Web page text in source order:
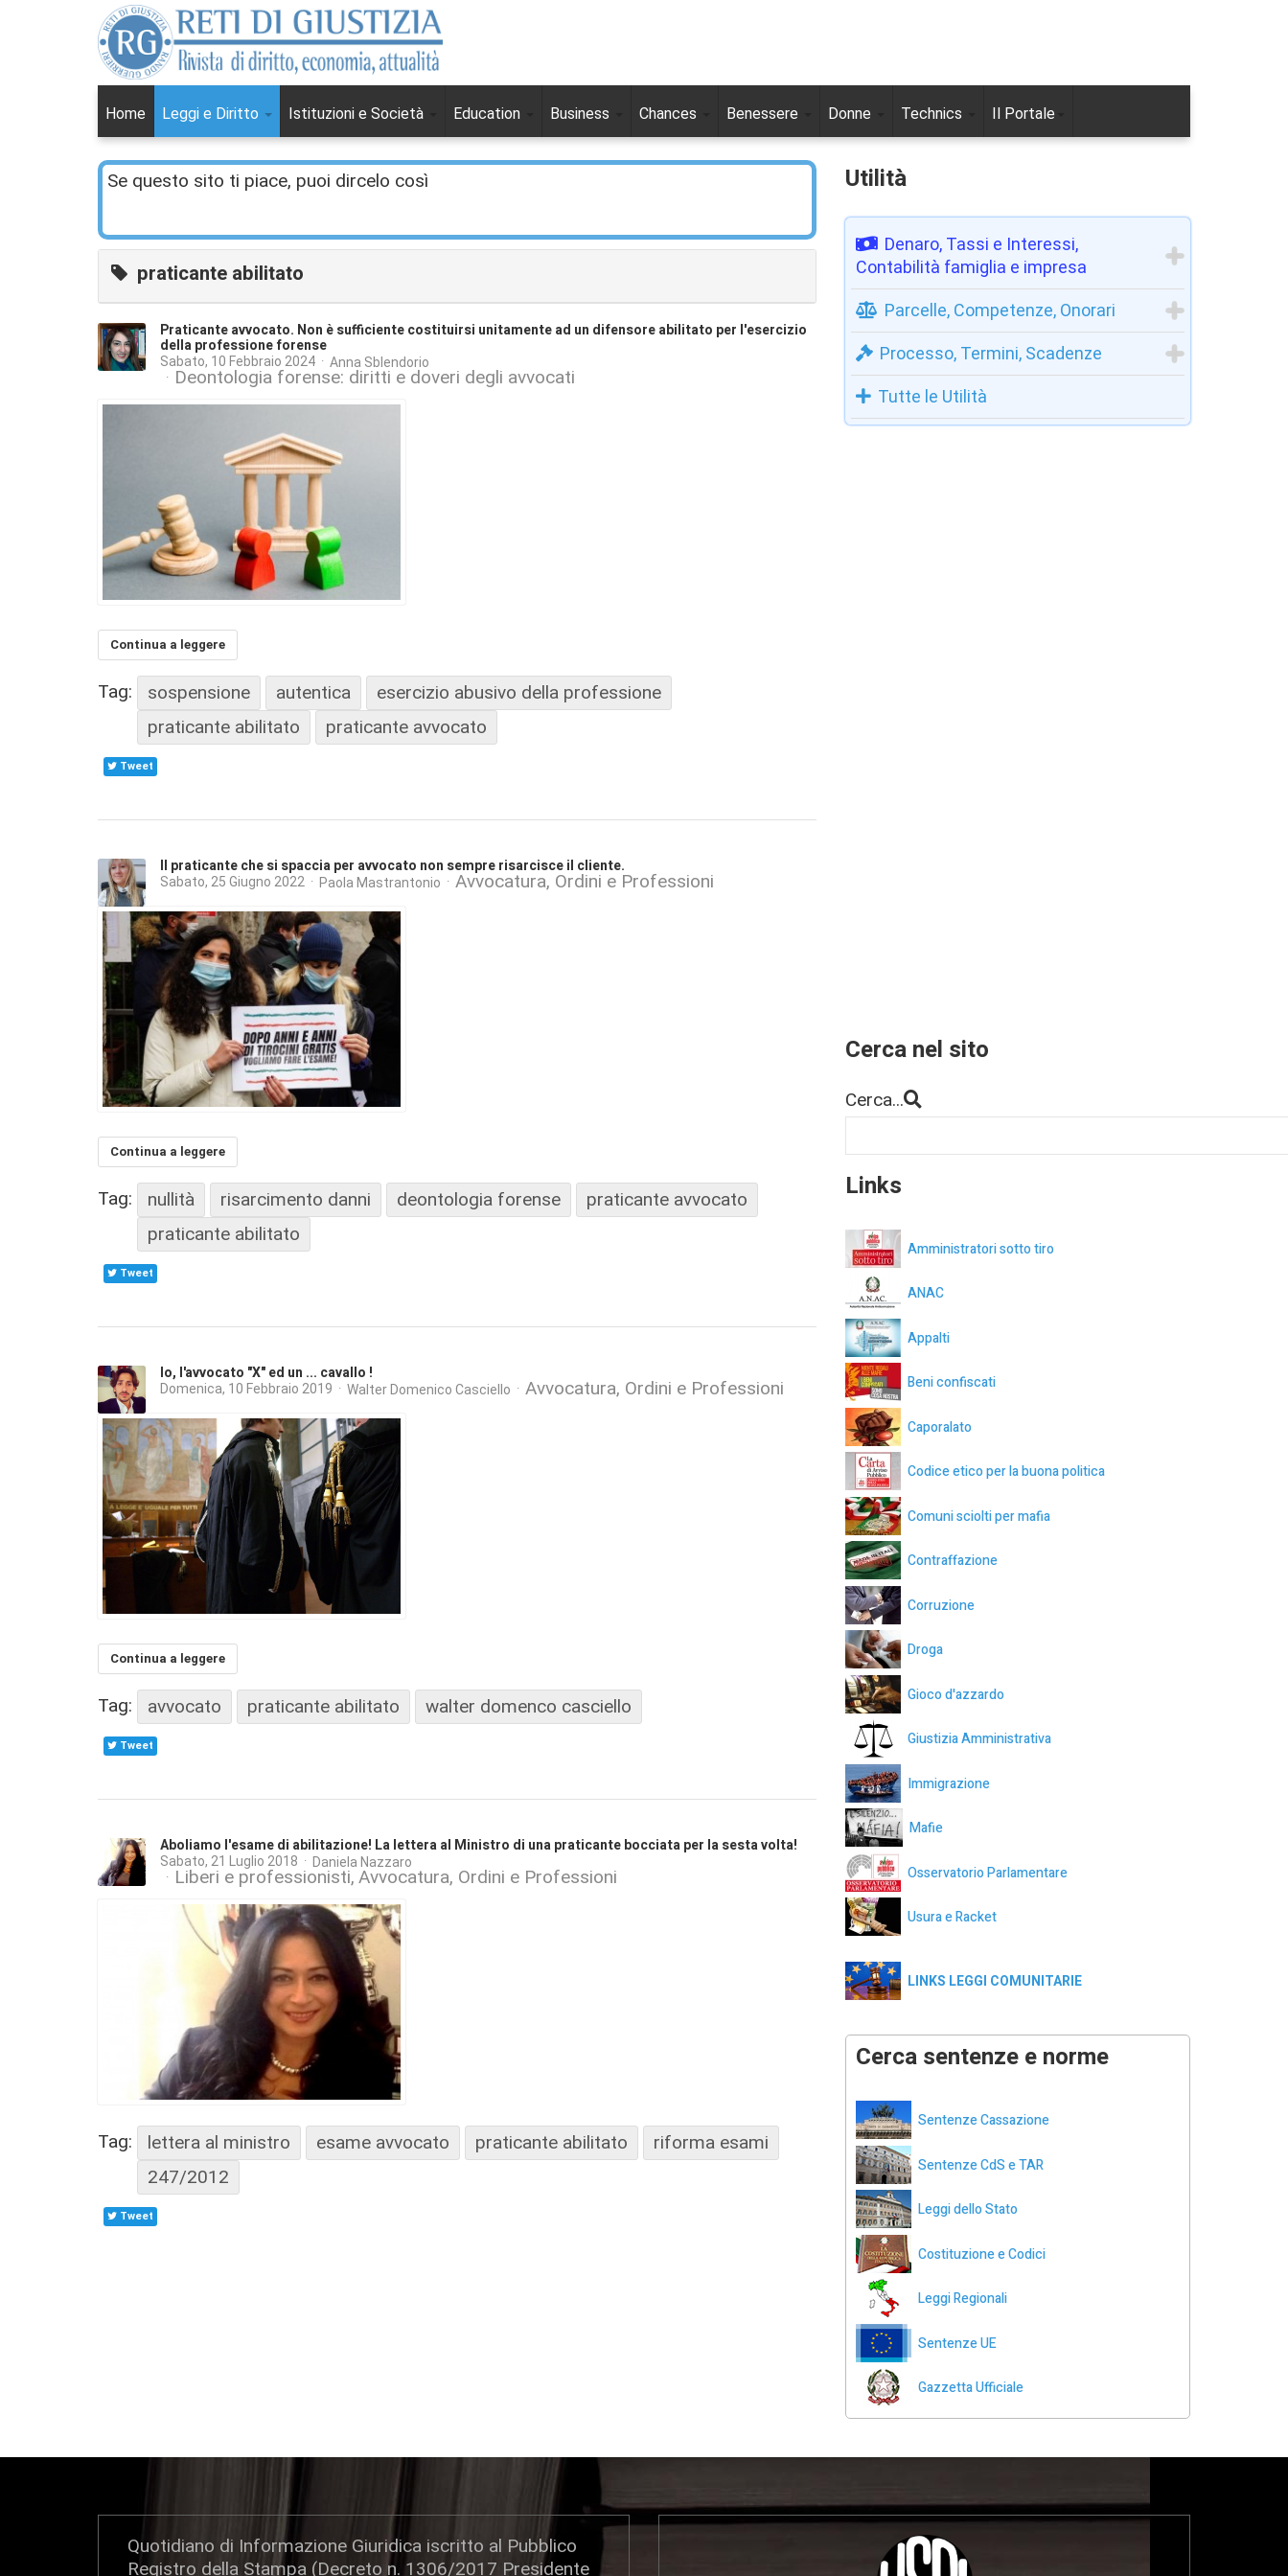
Home Leggi e Diritto Istituzioni e Società Education Business Chances Benessere Donne Technics Il Portale
Se questo sito ti piace, puoi dircelo così
praticante abilitato
Praticante avvocato. Non è sufficiente costituirsi unitamente ad un difensore abilitato per l'esercizio
della professione forense
Sabato, 10 Febbraio 2024 Anna Sblendorio
Deontologia forense: diritti e doveri degli avvocati
Continua a leggere
Tag: sospensione autentica
esercizio abusivo della professione
praticante abilitato
praticante avvocato
Tweet
Il praticante che si spaccia per avvocato non sempre risarcisce il cliente.
Sabato, 25 Giugno 2022 Paola Mastrantonio Avvocatura, Ordini e Professioni
Continua a leggere
Tag: nullità risarcimento danni deontologia forense
praticante avvocato
praticante abilitato
Tweet
Io, l'avvocato "X" ed un ... cavallo !
Domenica, 10 Febbraio 2019 Walter Domenico Casciello Avvocatura, Ordini e Professioni
Continua a leggere
Tag: avvocato praticante abilitato walter domenco casciello
Tweet
Aboliamo l'esame di abilitazione! La lettera al Ministro di una praticante bocciata per la sesta volta!
Sabato, 21 Luglio 2018 Daniela Nazzaro
Liberi e professionisti Avvocatura, Ordini e Professioni
Tag: lettera al ministro esame avvocato praticante abilitato
riforma esami
247/2012
Tweet
Utilità
Denaro, Tassi e Interessi,
Contabilità famiglia e impresa
Parcelle, Competenze, Onorari
Processo, Termini, Scadenze
Tutte le Utilità
Cerca nel sito
Cerca...
Links
Amministratori sotto tiro
ANAC
Appalti
Beni confiscati
Caporalato
Codice etico per la buona politica
Comuni sciolti per mafia
Contraffazione
Corruzione
Droga
Gioco d'azzardo
Giustizia Amministrativa
Immigrazione
Mafie
Osservatorio Parlamentare
Usura e Racket
LINKS LEGGI COMUNITARIE
Cerca sentenze e norme
Sentenze Cassazione
Sentenze CdS e TAR
Leggi dello Stato
Costituzione e Codici
Leggi Regionali
Sentenze UE
Gazzetta Ufficiale
Quotidiano di Informazione Giuridica iscritto al Pubblico
Registro della Stampa (Decreto n. 1306/2017 Presidente